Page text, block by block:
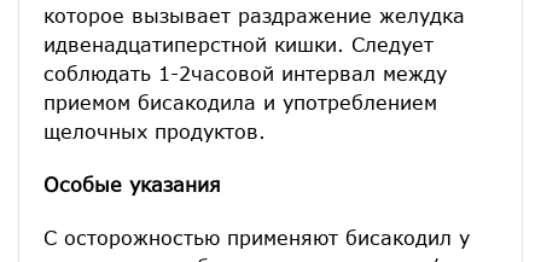
которое вызывает раздражение желудка
идвенадцатиперстной кишки. Следует
соблюдать 1-2часовой интервал между
приемом бисакодила и употреблением
щелочных продуктов.
Особые указания
С осторожностью применяют бисакодил у